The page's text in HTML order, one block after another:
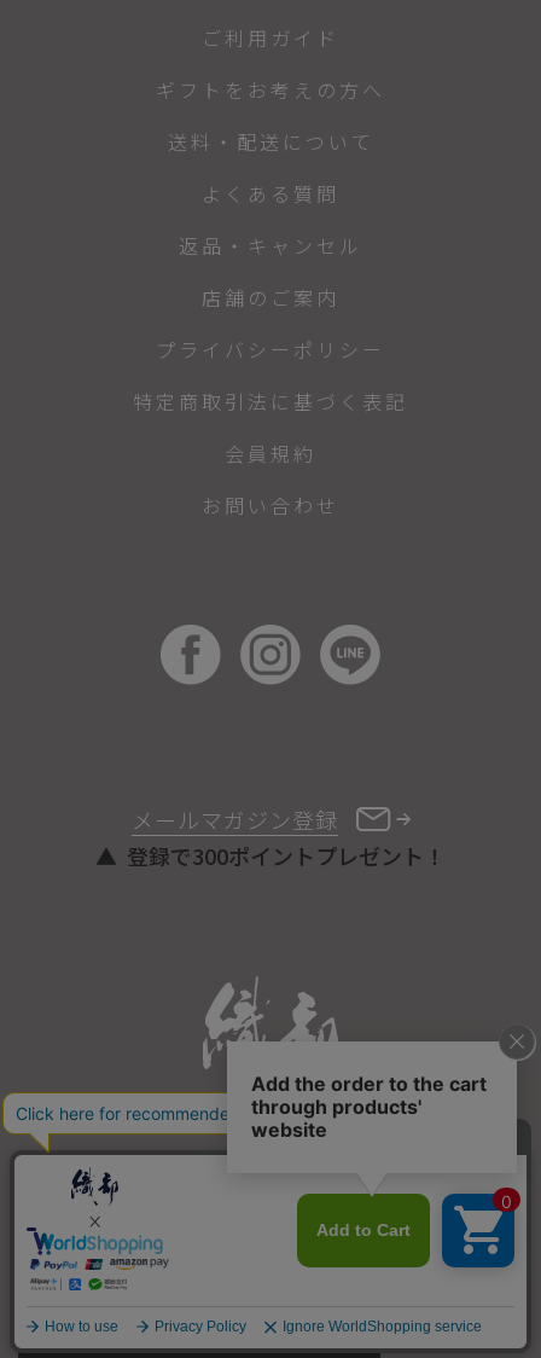
商品を探す SEARCH
ONLINE STORE
メールマガジン登録
登録で300ポイントプレゼント！
ご利用ガイド
ギフトをお考えの方へ
送料・配送について
よくある質問
返品・キャンセル
店舗のご案内
プライバシーポリシー
特定商取引法に基づく表記
会員規約
お問い合わせ
COPYRIGHT © ORIBE ALL RIGHTS RESERVED.